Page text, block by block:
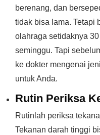
berenang, dan
tidak bisa lama. Tetapi
olahraga setidaknya
seminggu. Tapi
ke dokter mengenai
untuk Anda.
Rutin Periksa
Rutinlah periksa
Tekanan darah tinggi